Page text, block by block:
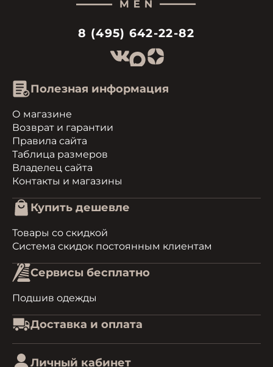
8 (495) 642-22-82
Полезная информация
О магазине
Возврат и гарантии
Правила сайта
Таблица размеров
Владелец сайта
Контакты и магазины
Купить дешевле
Товары со скидкой
Система скидок постоянным клиентам
Сервисы бесплатно
Подшив одежды
Доставка и оплата
Личный кабинет